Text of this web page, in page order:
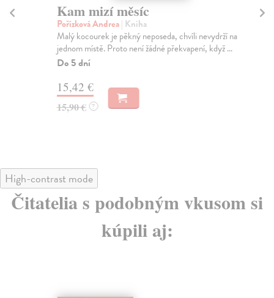
Kam mizí měsíc
Pořízková Andrea| Kniha
Malý kocourek je pěkný neposeda, chvíli nevydrží na
jednom místě. Proto není žádné překvapení, když ...
Do 5 dní
15,42 €
15,90 € ?
High-contrast mode
Čitatelia s podobným vkusom si
kúpili aj: